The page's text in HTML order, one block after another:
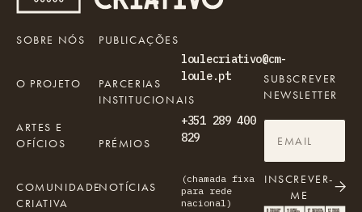
loulecriativo@cm-
loule.pt
+351 289 400
829
(chamada fixa
para rede
nacional)
SOBRE NÓS
O PROJETO
ARTES E
OFÍCIOS
COMUNIDADE
CRIATIVA
PUBLICAÇÕES
PARCERIAS
INSTITUCIONAIS
PRÉMIOS
NOTÍCIAS
SUBSCREVER
NEWSLETTER
INSCREVER-
ME